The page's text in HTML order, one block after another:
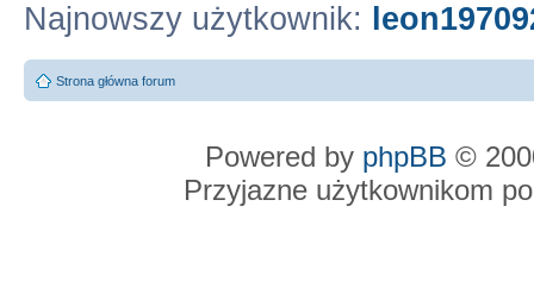
Najnowszy użytkownik:
Strona główna forum
Powered by phpBB ©
Przyjazne użytkownikom